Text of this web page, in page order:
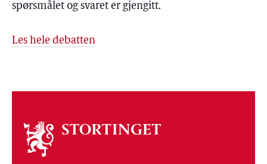
spørsmålet og svaret er gjengitt.
Les hele debatten
Om
stortinget